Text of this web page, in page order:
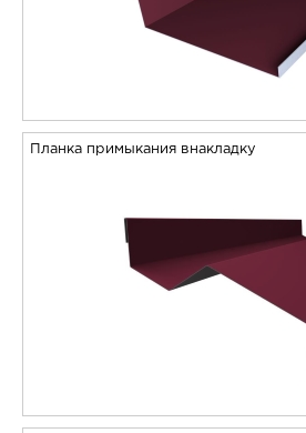
Планка примыкания внакладку